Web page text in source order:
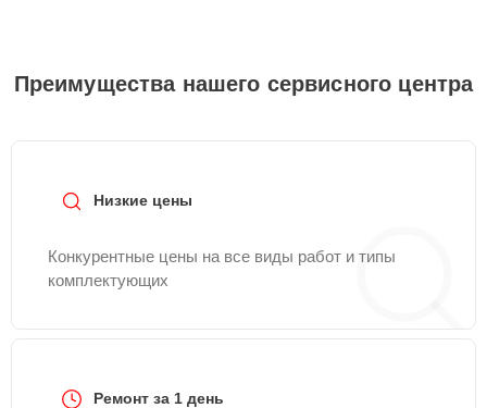
Преимущества нашего сервисного центра
Низкие цены
Конкурентные цены на все виды работ и типы
комплектующих
Ремонт за 1 день